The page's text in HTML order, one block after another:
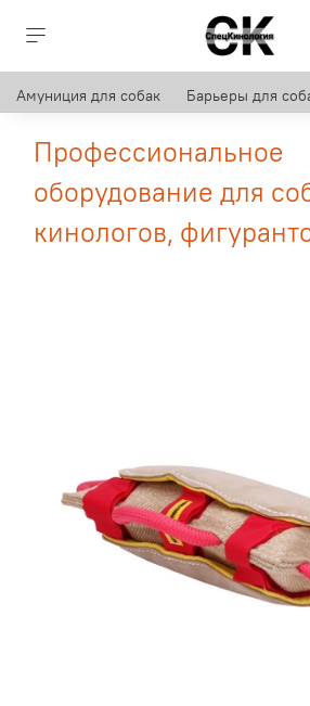
Амуниция для собак Барьеры для
Профессиональное
оборудование для
кинологов,